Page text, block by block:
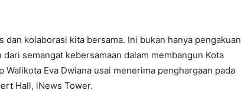
dan kolaborasi kita bersama. Ini bukan hanya pengakuan
semangat kebersamaan dalam membangun Kota
Walikota Eva Dwiana usai menerima penghargaan pada
Hall, iNews Tower.